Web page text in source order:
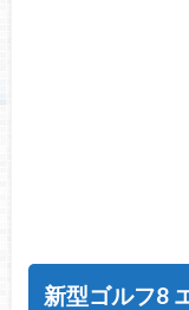
新型ゴルフ8